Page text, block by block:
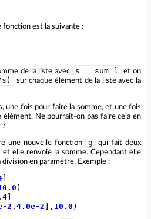
fonction est la suivante :
de la liste avec s = sum l
et on
sur chaque élément de la liste avec la
une fois pour faire la somme, et une fois
élément. Ne pourrait-on pas faire cela en
?
une nouvelle fonction g
qui fait deux
elle renvoie la somme. Cependant elle
en paramètre. Exemple :
)
, 4
2 , 4.0e-2 ], 10.0 )